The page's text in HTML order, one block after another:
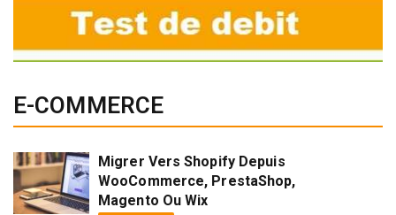
E-COMMERCE
Migrer Vers Shopify Depuis
WooCommerce, PrestaShop,
Magento Ou Wix